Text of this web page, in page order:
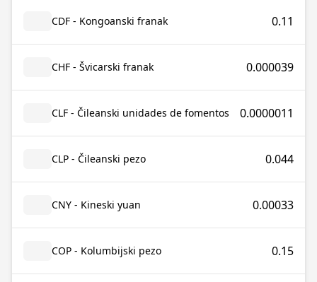
CDF - Kongoanski franak 0.11
CHF - Švicarski franak 0.000039
CLF - Čileanski unidades de fomentos 0.0000011
CLP - Čileanski pezo 0.044
CNY - Kineski yuan 0.00033
COP - Kolumbijski pezo 0.15